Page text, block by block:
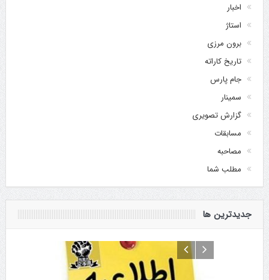
اخبار
استاژ
برون مرزی
تاریخ کاراته
جام پارس
سمینار
گزارش تصویری
مسابقات
مصاحبه
مطلب شما
جدیدترین ها